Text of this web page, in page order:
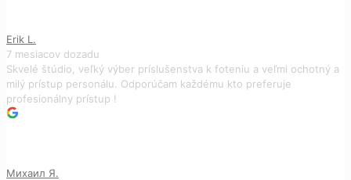
Erik L.
7 mesiacov dozadu
Skvelé štúdio, veľký výber príslušenstva k foteniu a veľmi ochotný a
milý prístup personálu. Odporúčam každému kto preferuje
profesionálny prístup !
Михаил Я.